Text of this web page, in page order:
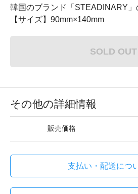
韓国のブランド「STEADINARY」
【サイズ】90mm×140mm
SOLD OUT
その他の詳細情報
販売価格
支払い・配送につ